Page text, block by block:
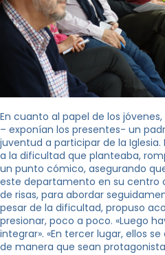
En cuanto al papel de los
– exponían los presentes- un
juventud a participar de la Iglesia.
a la dificultad que planteaba,
un punto cómico, asegurando
este departamento en su centro
de risas, para abordar
pesar de la dificultad, propuso
presionar, poco a poco. «Luego
integrar». «En tercer lugar, ellos
de manera que sean